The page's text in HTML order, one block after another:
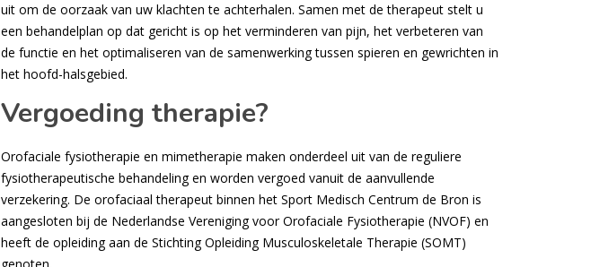
uit om de oorzaak van uw klachten te achterhalen. Samen met de therapeut stelt u
een behandelplan op dat gericht is op het verminderen van pijn, het verbeteren van
de functie en het optimaliseren van de samenwerking tussen spieren en gewrichten in
het hoofd-halsgebied.
Vergoeding therapie?
Orofaciale fysiotherapie en mimetherapie maken onderdeel uit van de reguliere
fysiotherapeutische behandeling en worden vergoed vanuit de aanvullende
verzekering. De orofaciaal therapeut binnen het Sport Medisch Centrum de Bron is
aangesloten bij de Nederlandse Vereniging voor Orofaciale Fysiotherapie (NVOF) en
heeft de opleiding aan de Stichting Opleiding Musculoskeletale Therapie (SOMT)